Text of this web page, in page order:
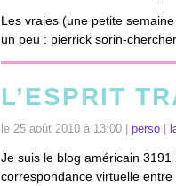
Les vraies (une petite
un peu : pierrick sorin-
L’ESPRIT
le 25 août 2010 à 13:00 | perso
Je suis le blog américain
correspondance virtuelle